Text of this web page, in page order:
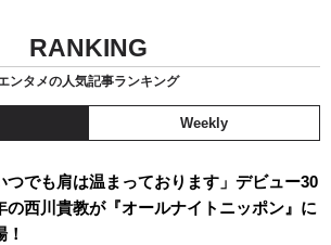
RANKING
ンタメの人気記事ランキング
Weekly
つでも肩は温まっております」デビュー30
の西川貴教が『オールナイトニッポン』に
！